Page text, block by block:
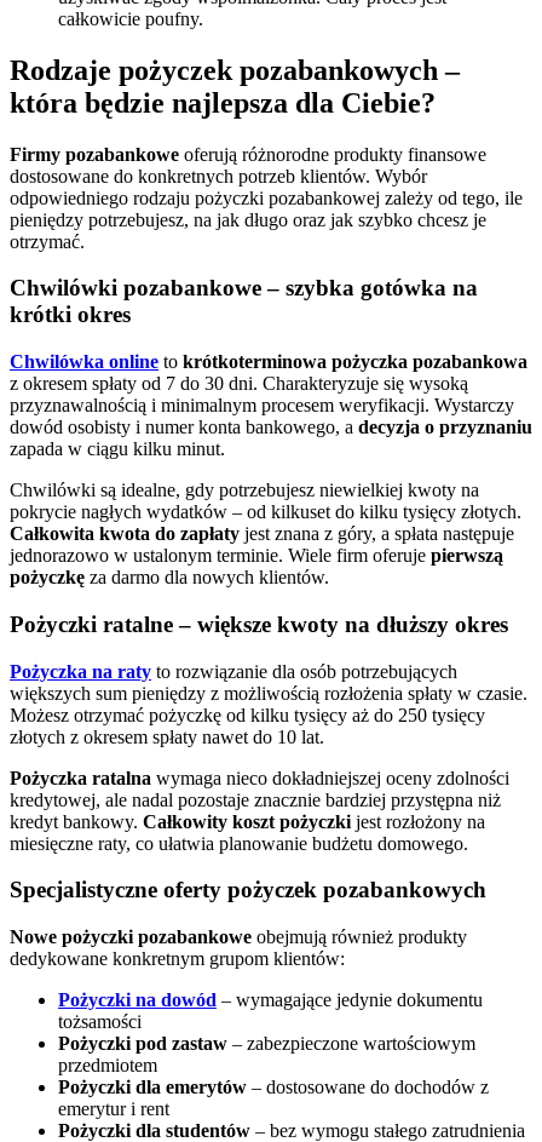
całkowicie poufny.
Rodzaje pożyczek pozabankowych –
która będzie najlepsza dla Ciebie?
Firmy pozabankowe oferują różnorodne produkty finansowe
dostosowane do konkretnych potrzeb klientów. Wybór
odpowiedniego rodzaju pożyczki pozabankowej zależy od tego, ile
pieniędzy potrzebujesz, na jak długo oraz jak szybko chcesz je
otrzymać.
Chwilówki pozabankowe – szybka gotówka na
krótki okres
Chwilówka online to krótkoterminowa pożyczka pozabankowa
z okresem spłaty od 7 do 30 dni. Charakteryzuje się wysoką
przyznawalnością i minimalnym procesem weryfikacji. Wystarczy
dowód osobisty i numer konta bankowego, a decyzja o przyznaniu
zapada w ciągu kilku minut.
Chwilówki są idealne, gdy potrzebujesz niewielkiej kwoty na
pokrycie nagłych wydatków – od kilkuset do kilku tysięcy złotych.
Całkowita kwota do zapłaty jest znana z góry, a spłata następuje
jednorazowo w ustalonym terminie. Wiele firm oferuje pierwszą
pożyczkę za darmo dla nowych klientów.
Pożyczki ratalne – większe kwoty na dłuższy okres
Pożyczka na raty to rozwiązanie dla osób potrzebujących
większych sum pieniędzy z możliwością rozłożenia spłaty w czasie.
Możesz otrzymać pożyczkę od kilku tysięcy aż do 250 tysięcy
złotych z okresem spłaty nawet do 10 lat.
Pożyczka ratalna wymaga nieco dokładniejszej oceny zdolności
kredytowej, ale nadal pozostaje znacznie bardziej przystępna niż
kredyt bankowy. Całkowity koszt pożyczki jest rozłożony na
miesięczne raty, co ułatwia planowanie budżetu domowego.
Specjalistyczne oferty pożyczek pozabankowych
Nowe pożyczki pozabankowe obejmują również produkty
dedykowane konkretnym grupom klientów:
Pożyczki na dowód – wymagające jedynie dokumentu
tożsamości
Pożyczki pod zastaw – zabezpieczone wartościowym
przedmiotem
Pożyczki dla emerytów – dostosowane do dochodów z
emerytur i rent
Pożyczki dla studentów – bez wymogu stałego zatrudnienia